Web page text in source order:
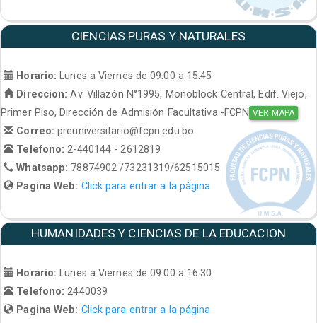
CIENCIAS PURAS Y NATURALES
Horario:
Lunes a Viernes de 09:00 a 15:45
Direccion: Av. Villazón N°1995, Monoblock Central, Edif. Viejo,
Primer Piso, Dirección de Admisión Facultativa -FCPN VER MAPA
Correo:preuniversitario@fcpn.edu.bo
Telefono: 2-440144 - 2612819
Whatsapp: 78874902 /73231319/62515015
Pagina Web: Click para entrar a la página
HUMANIDADES Y CIENCIAS DE LA EDUCACION
Horario: Lunes a Viernes de 09:00 a 16:30
Telefono:2440039
Pagina Web: Click para entrar a la página